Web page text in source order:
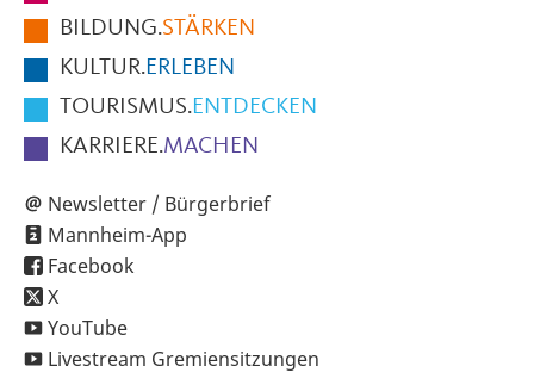
SeiteBILDUNG.STÄRKEN
KULTUR.ERLEBEN
TOURISMUS.ENTDECKEN
KARRIERE.MACHEN
Newsletter / Bürgerbrief
Mannheim-App
Facebook
X
YouTube
Livestream Gremiensitzungen